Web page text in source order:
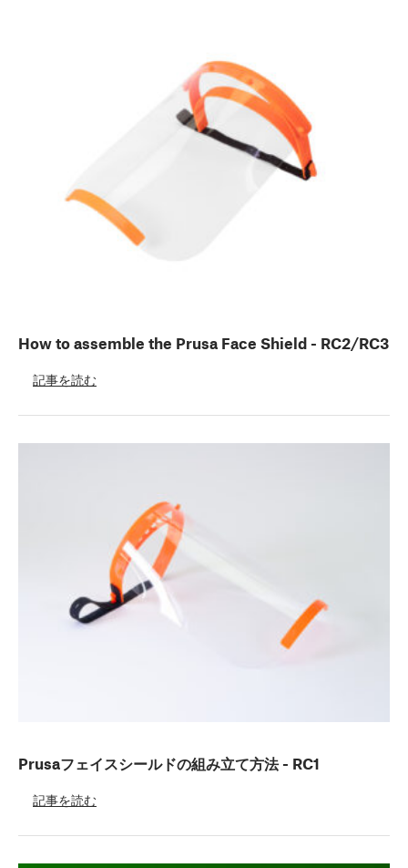
How to assemble the Prusa Face Shield - RC2/RC3
記事を読む
Prusaフェイスシールドの組み立て方法 - RC1
記事を読む